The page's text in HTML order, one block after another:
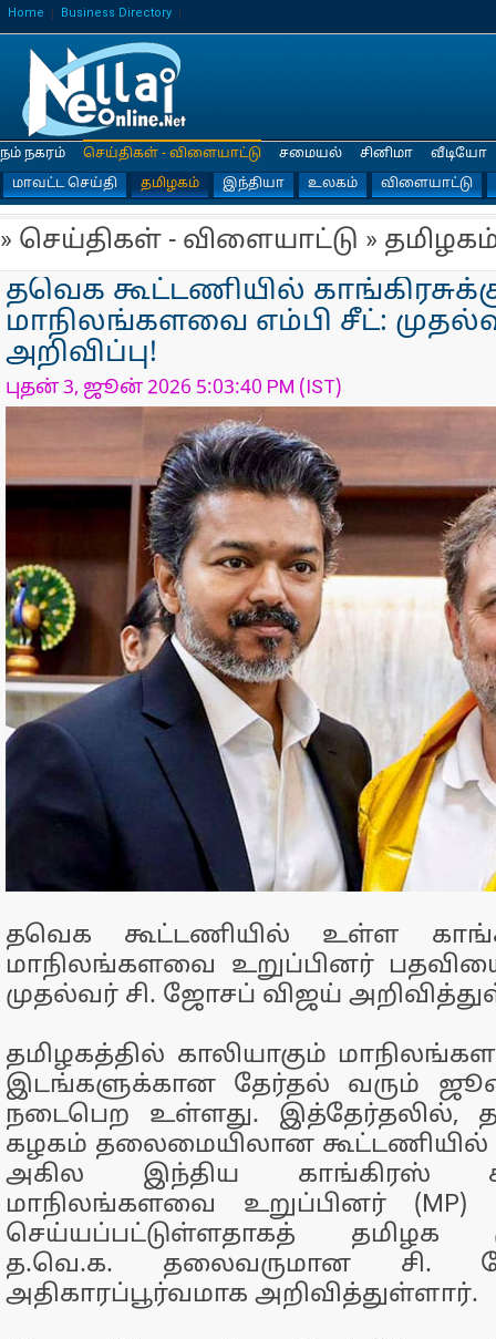
Home Business Directory
நம் நகரம்
செய்திகள் - விளையாட்டு
மாவட்ட செய்தி
தமிழகம் இந்தியா உலகம் விளையாட்டு
சமையல் சினிமா வீடியோ
» செய்திகள் - விளையாட்டு »
தவெக கூட்டணியில்
மாநிலங்களவை எம்பி சீட்:
அறிவிப்பு!
புதன் 3, ஜூன் 2026 5:03:40 PM (IST)
தவெக கூட்டணியில் உள்ள
மாநிலங்களவை உறுப்பினர்
முதல்வர் சி. ஜோசப் விஜய்
தமிழகத்தில் காலியாகும்
இடங்களுக்கான தேர்தல் வரும்
நடைபெற உள்ளது. இத்தேர்தலில்,
கழகம் தலைமையிலான
அகில இந்திய காங்கிரஸ்
மாநிலங்களவை உறுப்பினர் (MP)
செய்யப்பட்டுள்ளதாகத் தமிழக
த.வெ.க. தலைவருமான சி.
அதிகாரப்பூர்வமாக அறிவித்துள்ளார்.